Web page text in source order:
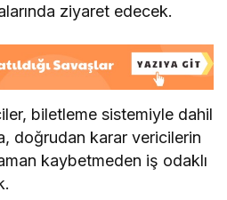
ziyaret edecek.
biletleme sistemiyle dahil
doğrudan karar vericilerin
kaybetmeden iş odaklı